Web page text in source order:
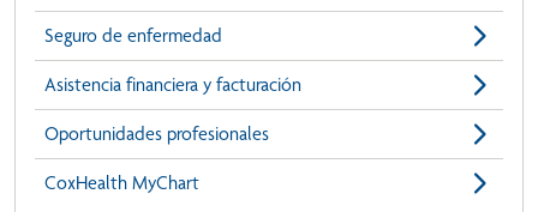
Seguro de enfermedad
Asistencia financiera y facturación
Oportunidades profesionales
CoxHealth MyChart